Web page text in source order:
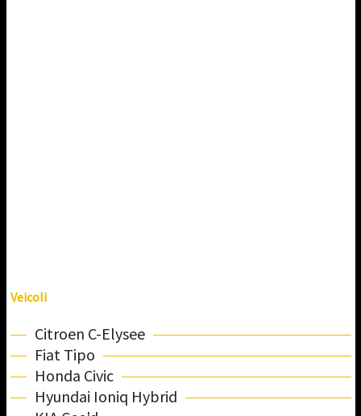
Veicoli
Citroen C-Elysee
Fiat Tipo
Honda Civic
Hyundai Ioniq Hybrid